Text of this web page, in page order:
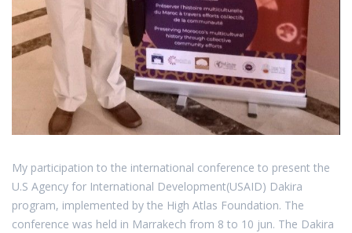
My participation to the international conference to present the
U.S Agency for International Development(USAID) Dakira
program, implemented by the High Atlas Foundation. The
conference was held in Marrakech from 8 to 10 jun. The Dakira